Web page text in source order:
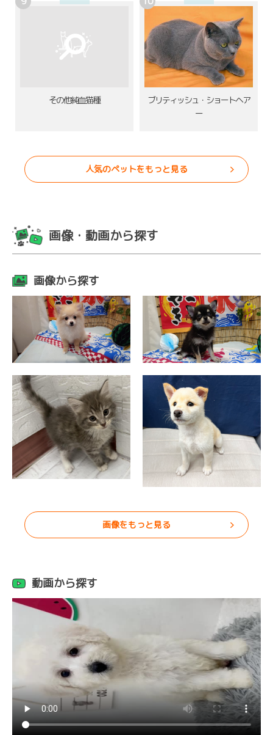
その他純血猫種
ブリティッシュ・ショートヘア
ー
人気のペットをもっと見る
画像・動画から探す
画像から探す
画像をもっと見る
動画から探す